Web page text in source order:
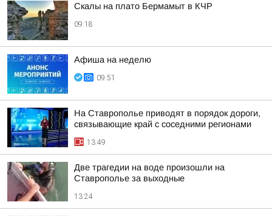
Скалы на плато Бермамыт в КЧР
09:18
Афиша на неделю
09:51
На Ставрополье приводят в порядок дороги,
связывающие край с соседними регионами
13:49
Две трагедии на воде произошли на
Ставрополье за выходные
13:24